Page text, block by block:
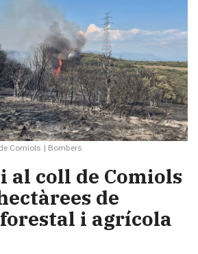
Comiols | Bombers
al coll de Comiols
de
i agrícola